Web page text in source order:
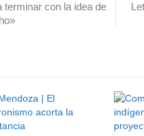
terminar con la idea de